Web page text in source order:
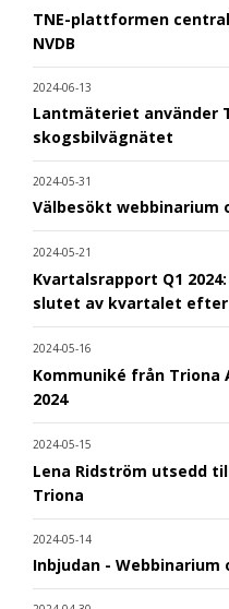
TNE-plattformen
NVDB
2024-06-13
Lantmäteriet använder
skogsbilvägnätet
2024-05-31
Välbesökt webbinarium
2024-05-21
Kvartalsrapport Q1
slutet av kvartalet efter
2024-05-16
Kommuniké från Triona
2024
2024-05-15
Lena Ridström utsedd
Triona
2024-05-14
Inbjudan - Webbinarium